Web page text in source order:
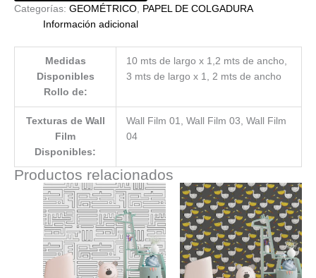
Categorías: GEOMÉTRICO PAPEL DE COLGADURA
Información adicional
Medidas
Disponibles
Rollo de:
10 mts de largo x 1,2 mts de ancho,
3 mts de largo x 1, 2 mts de ancho
Texturas de Wall
Film
Disponibles:
Wall Film 01, Wall Film 03, Wall Film
04
Productos relacionados